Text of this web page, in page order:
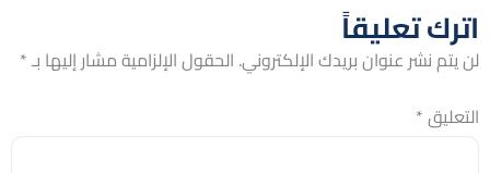
اترك تعليقاً
لن يتم نشر عنوان بريدك الإلكتروني. الحقول الإلزامية مشار إليها بـ*
التعليق*